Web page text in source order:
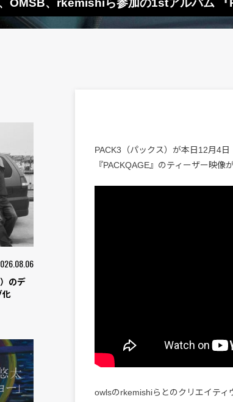
OMSB、rkemishiら参加の1stアルバム
のデ
化
PACK3（パックス）が本日12月4
『PACKQAGE』のティーザー映像
owlsのrkemishiらとのクリエイティ